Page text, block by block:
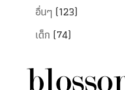
อื่นๆ (123)
เด็ก (74)